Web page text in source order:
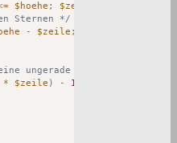
$hoehe ; $zeile
Sternen */
- $zeile ;
ungerade Anzahl */
* $zeile ) - 1